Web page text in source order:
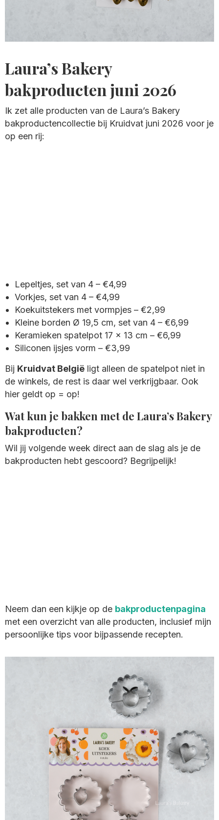
Laura’s Bakery
bakproducten juni 2026
Ik zet alle producten van de Laura’s Bakery
bakproductencollectie bij Kruidvat juni 2026 voor je
op een rij:
Lepeltjes, set van 4 – €4,99
Vorkjes, set van 4 – €4,99
Koekuitstekers met vormpjes – €2,99
Kleine borden Ø 19,5 cm, set van 4 – €6,99
Keramieken spatelpot 17 x 13 cm – €6,99
Siliconen ijsjes vorm – €3,99
Bij Kruidvat België ligt alleen de spatelpot niet in
de winkels, de rest is daar wel verkrijgbaar. Ook
hier geldt op = op!
Wat kun je bakken met de Laura’s Bakery
bakproducten?
Wil jij volgende week direct aan de slag als je de
bakproducten hebt gescoord? Begrijpelijk!
Neem dan een kijkje op de bakproductenpagina
met een overzicht van alle producten, inclusief mijn
persoonlijke tips voor bijpassende recepten.